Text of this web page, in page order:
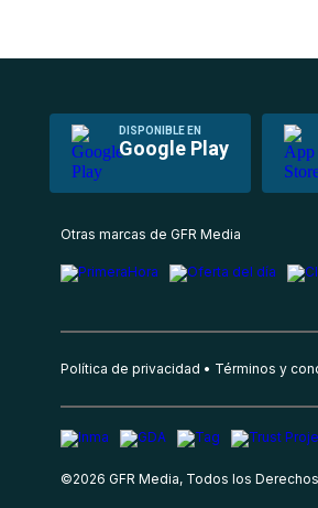
DISPONIBLE EN
Google Play
Otras marcas de GFR Media
Política de privacidad Términos y
©2026 GFR Media, Todos los